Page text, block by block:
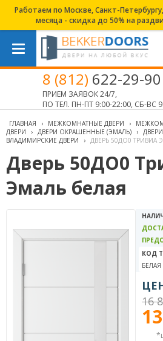
Работаем по Москве, Санкт-
месяца - скидка до 50% на
8 (812) 622-29-90
ПРИЕМ ЗАЯВОК 24/7,
ПО ТЕЛ. ПН-ПТ 9:00-22:00, СБ-ВС
ГЛАВНАЯ › МЕЖКОМНАТНЫЕ ДВЕРИ ›
ДВЕРИ
› ДВЕРИ ОКРАШЕННЫЕ (ЭМАЛЬ) ›
ВЛАДИМИРСКИЕ ДВЕРИ
› ДВЕРЬ 50ДО0 ТРИВИА
Дверь 50ДО0
Эмаль белая
КОД
БЕЛАЯ
16